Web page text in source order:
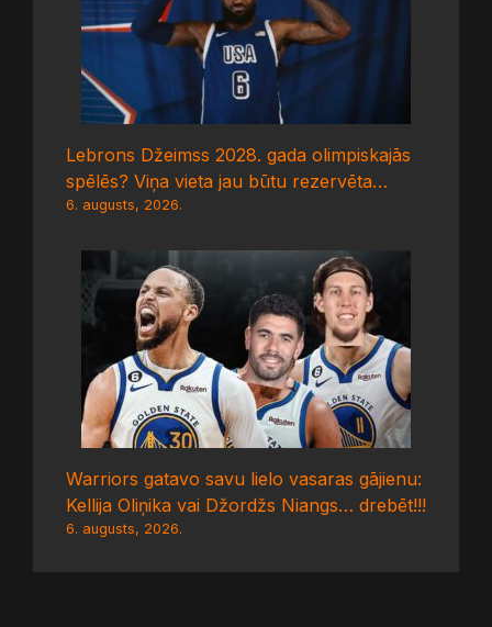
Lebrons Džeimss 2028. gada olimpiskajās
spēlēs? Viņa vieta jau būtu rezervēta…
6. augusts, 2026.
Warriors gatavo savu lielo vasaras gājienu:
Kellija Oliņika vai Džordžs Niangs… drebēt!!!
6. augusts, 2026.